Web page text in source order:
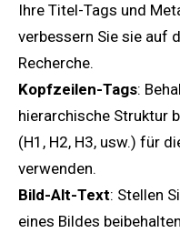
Ihre Titel-Tags und
verbessern Sie sie auf
Recherche.
Kopfzeilen-Tags:
hierarchische Struktur
(H1, H2, H3, usw.) für
verwenden.
Bild-Alt-Text: Stellen
eines Bildes